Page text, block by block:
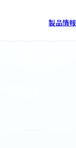
製品情報